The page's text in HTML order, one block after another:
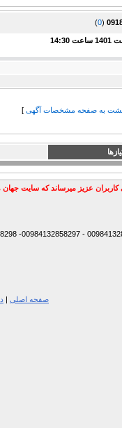
(
0
)
به صفحه مشخصات آگهی ]
عزيز ميرساند كه سايت جهان
صفحه اصلی |